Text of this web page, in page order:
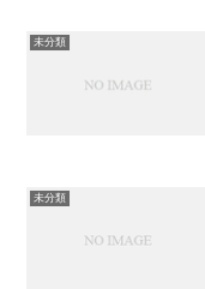
未分類
未分類